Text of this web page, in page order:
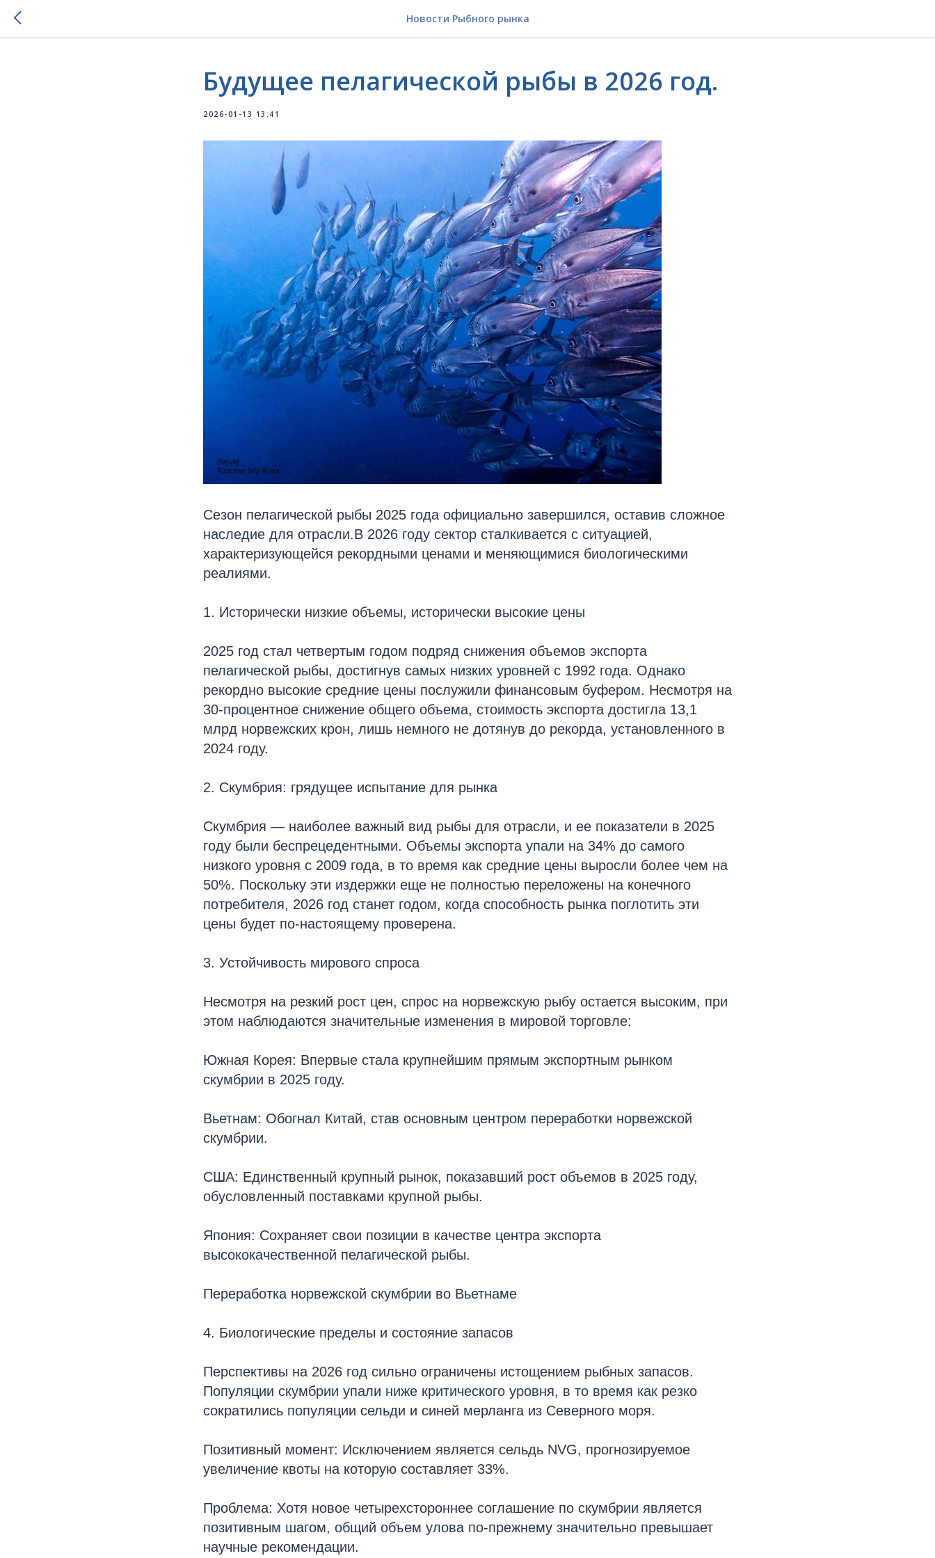
Новости Рыбного рынка
Будущее пелагической рыбы в 2026 год.
2026-01-13 13:41
Сезон пелагической рыбы 2025 года официально завершился, оставив сложное
наследие для отрасли.В 2026 году сектор сталкивается с ситуацией,
характеризующейся рекордными ценами и меняющимися биологическими
реалиями.
1. Исторически низкие объемы, исторически высокие цены
2025 год стал четвертым годом подряд снижения объемов экспорта
пелагической рыбы, достигнув самых низких уровней с 1992 года. Однако
рекордно высокие средние цены послужили финансовым буфером. Несмотря на
30-процентное снижение общего объема, стоимость экспорта достигла 13,1
млрд норвежских крон, лишь немного не дотянув до рекорда, установленного в
2024 году.
2. Скумбрия: грядущее испытание для рынка
Скумбрия — наиболее важный вид рыбы для отрасли, и ее показатели в 2025
году были беспрецедентными. Объемы экспорта упали на 34% до самого
низкого уровня с 2009 года, в то время как средние цены выросли более чем на
50%. Поскольку эти издержки еще не полностью переложены на конечного
потребителя, 2026 год станет годом, когда способность рынка поглотить эти
цены будет по-настоящему проверена.
3. Устойчивость мирового спроса
Несмотря на резкий рост цен, спрос на норвежскую рыбу остается высоким, при
этом наблюдаются значительные изменения в мировой торговле:
Южная Корея: Впервые стала крупнейшим прямым экспортным рынком
скумбрии в 2025 году.
Вьетнам: Обогнал Китай, став основным центром переработки норвежской
скумбрии.
США: Единственный крупный рынок, показавший рост объемов в 2025 году,
обусловленный поставками крупной рыбы.
Япония: Сохраняет свои позиции в качестве центра экспорта
высококачественной пелагической рыбы.
Переработка норвежской скумбрии во Вьетнаме
4. Биологические пределы и состояние запасов
Перспективы на 2026 год сильно ограничены истощением рыбных запасов.
Популяции скумбрии упали ниже критического уровня, в то время как резко
сократились популяции сельди и синей мерланга из Северного моря.
Позитивный момент: Исключением является сельдь NVG, прогнозируемое
увеличение квоты на которую составляет 33%.
Проблема: Хотя новое четырехстороннее соглашение по скумбрии является
позитивным шагом, общий объем улова по-прежнему значительно превышает
научные рекомендации.